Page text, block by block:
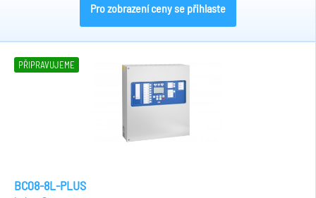
Pro zobrazení ceny se přihlaste
PŘIPRAVUJEME
BC08-8L-PLUS